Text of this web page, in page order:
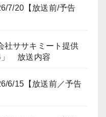
7/20【放送前/予告
ササキミート提供
放送内容
6/15【放送前／予告